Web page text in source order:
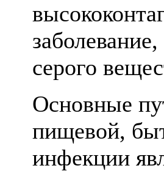
серого
Основные
пищевой,
инфекции